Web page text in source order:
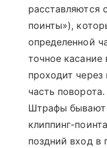
расставляются
поинты»),
определенной
точное касание
проходит
часть поворота.
Штрафы бывают
клиппинг-
поздний вход в